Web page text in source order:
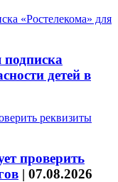
детей в
проверить
| 07.08.2026